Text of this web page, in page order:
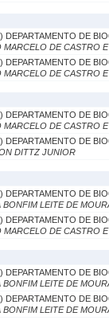
DEPARTAMENTO DE
DE CASTRO
DEPARTAMENTO DE
DE CASTRO
DEPARTAMENTO DE
DE CASTRO
DEPARTAMENTO DE
DITTZ JUNIOR
DEPARTAMENTO DE
BONFIM LEITE DE
DEPARTAMENTO DE
DE CASTRO
DEPARTAMENTO DE
BONFIM LEITE DE
DEPARTAMENTO DE
BONFIM LEITE DE